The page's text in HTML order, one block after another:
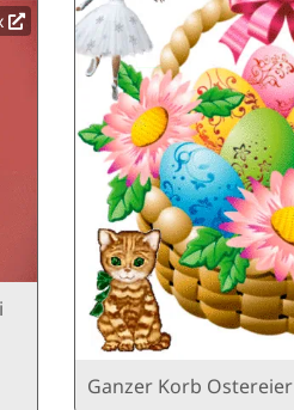
Ganzer Korb Ostereier